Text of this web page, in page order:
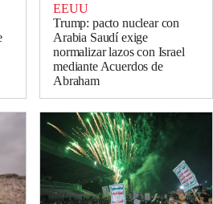
EEUU
Trump: pacto nuclear con
Arabia Saudí exige
normalizar lazos con Israel
mediante Acuerdos de
Abraham